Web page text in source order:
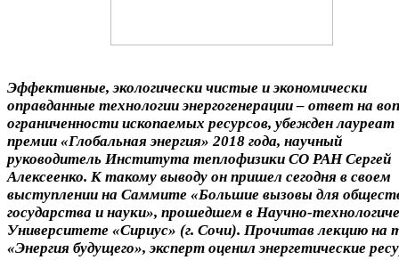
Эффективные, экологически чистые и экономически
оправданные технологии энергогенерации – ответ на
ограниченности ископаемых ресурсов, убежден лауреат
премии «Глобальная энергия» 2018 года, научный
руководитель Института теплофизики СО РАН Сергей
Алексеенко. К такому выводу он пришел сегодня в своем
выступлении на Саммите «Большие вызовы для
государства и науки», прошедшем в Научно-
Университете «Сириус» (г. Сочи). Прочитав лекцию на
«Энергия будущего», эксперт оценил энергетические